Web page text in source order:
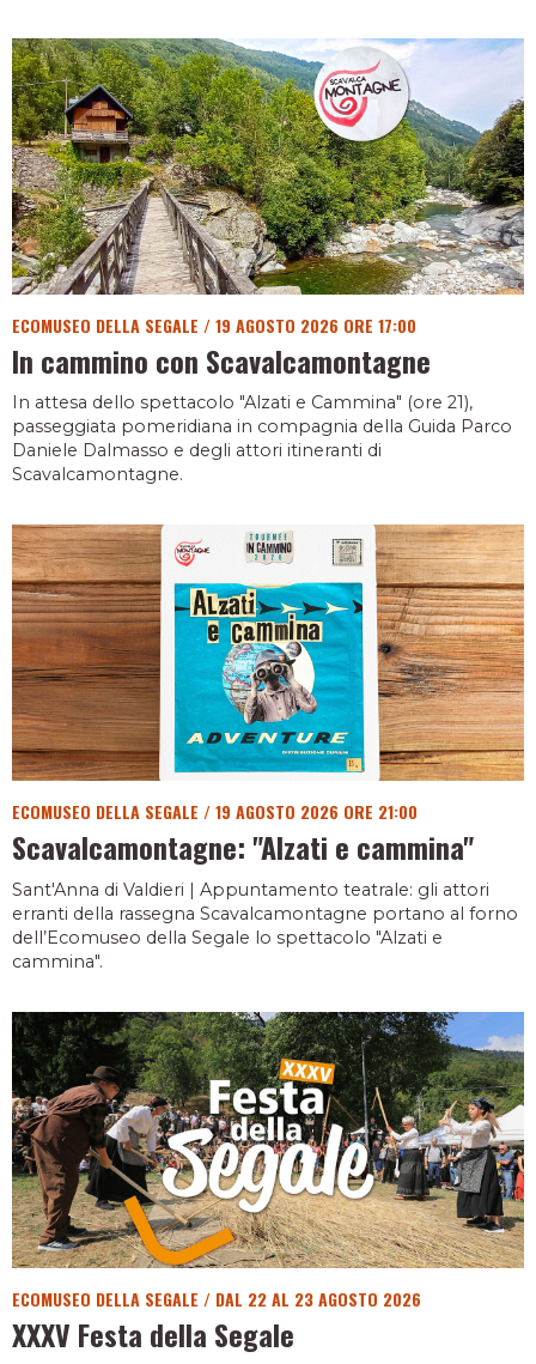
ECOMUSEO DELLA SEGALE /19 AGOSTO 2026 ORE 17:00
In cammino con Scavalcamontagne
In attesa dello spettacolo "Alzati e Cammina" (ore 21),
passeggiata pomeridiana in compagnia della Guida Parco
Daniele Dalmasso e degli attori itineranti di
Scavalcamontagne.
ECOMUSEO DELLA SEGALE /19 AGOSTO 2026 ORE 21:00
Scavalcamontagne: "Alzati e cammina"
Sant'Anna di Valdieri | Appuntamento teatrale: gli attori
erranti della rassegna Scavalcamontagne portano al forno
dell’Ecomuseo della Segale lo spettacolo "Alzati e
cammina".
ECOMUSEO DELLA SEGALE / DAL 22 AL 23 AGOSTO 2026
XXXV Festa della Segale